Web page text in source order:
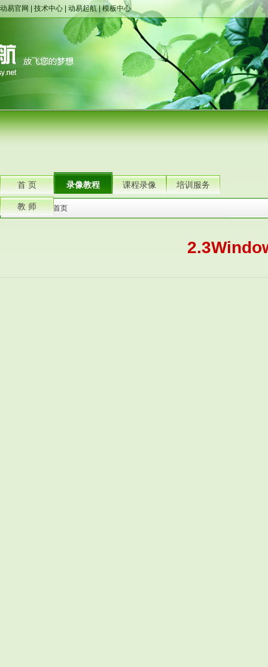
动易官网 技术中心 动易起航|模板中心
首 页 录像教程 课程录像 培训服务
教 师
您的位置： 首页